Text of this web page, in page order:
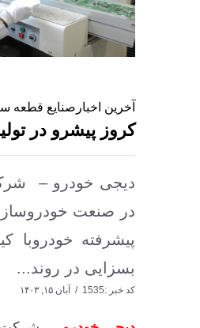
آخرین اخبار صنایع قطعه
کروز پیشرو در
در صنعت
پیشرفته خودروبا
بسزایی در روند...
کد خبر :1535 آبان ۱۵, ۱۴۰۳